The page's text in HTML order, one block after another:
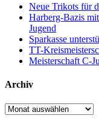
Neue Trikots für
Harberg-Bazis
Jugend
Sparkasse
TT-
Meisterschaft C-
Archiv
Archiv